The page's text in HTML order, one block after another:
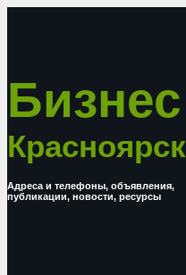
Бизнес
Красноярск
Адреса и телефоны, объявления,
публикации, новости, ресурсы